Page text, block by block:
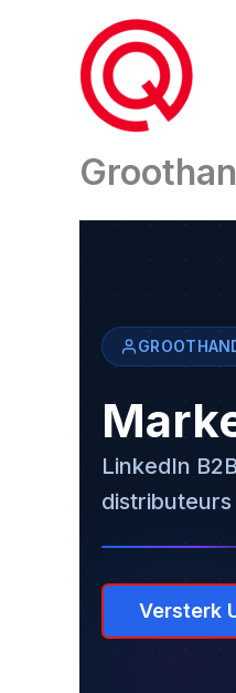
LinkedIn
distributeurs
Versterk